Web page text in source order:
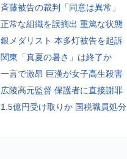
斉藤被告の裁判「同意は異常」
正常な組織を誤摘出 重篤な状態
銀メダリスト 本多灯被告を起訴
関東「真夏の暑さ」は終了か
一言で激昂 巨漢が女子高生殺害
広陵高元監督 保護者に直接謝罪
1.5億円受け取りか 国税職員処分